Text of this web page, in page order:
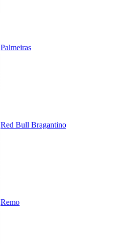
Palmeiras
Red Bull Bragantino
Remo